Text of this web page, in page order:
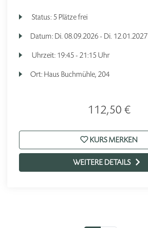
Status: 5 Plätze frei
Datum: Di. 08.09.2026 - Di. 12.01.2027
Uhrzeit: 19:45 - 21:15 Uhr
Ort: Haus Buchmühle, 204
112,50 €
KURS MERKEN
WEITERE DETAILS